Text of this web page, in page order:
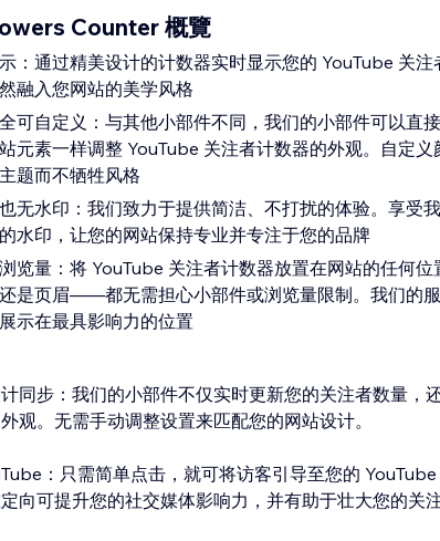
Counter 概覽
：通过精美设计的计数器实时显示您的 YouTube 关注
融入您网站的美学风格
可自定义：与其他小部件不同，我们的小部件可以直
元素一样调整 YouTube 关注者计数器的外观。自定
题而不牺牲风格
无水印：我们致力于提供简洁、不打扰的体验。享受
水印，让您的网站保持专业并专注于您的品牌
览量：将 YouTube 关注者计数器放置在网站的任何
是页眉——都无需担心小部件或浏览量限制。我们的
示在最具影响力的位置
同步：我们的小部件不仅实时更新您的关注者数量，
观。无需手动调整设置来匹配您的网站设计。
：只需简单点击，就可将访客引导至您的
向可提升您的社交媒体影响力，并有助于壮大您的关注